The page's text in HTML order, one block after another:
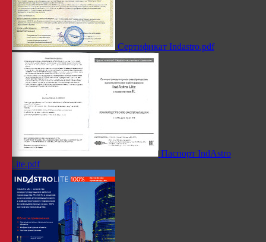
Сертификат Indastro.pdf
Паспорт IndAstro
Lite.pdf